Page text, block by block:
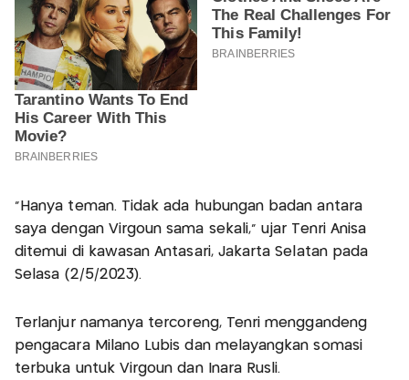
"Hanya teman. Tidak ada hubungan badan antara
saya dengan Virgoun sama sekali," ujar Tenri Anisa
ditemui di kawasan Antasari, Jakarta Selatan pada
Selasa (2/5/2023).
Terlanjur namanya tercoreng, Tenri menggandeng
pengacara Milano Lubis dan melayangkan somasi
terbuka untuk Virgoun dan Inara Rusli.